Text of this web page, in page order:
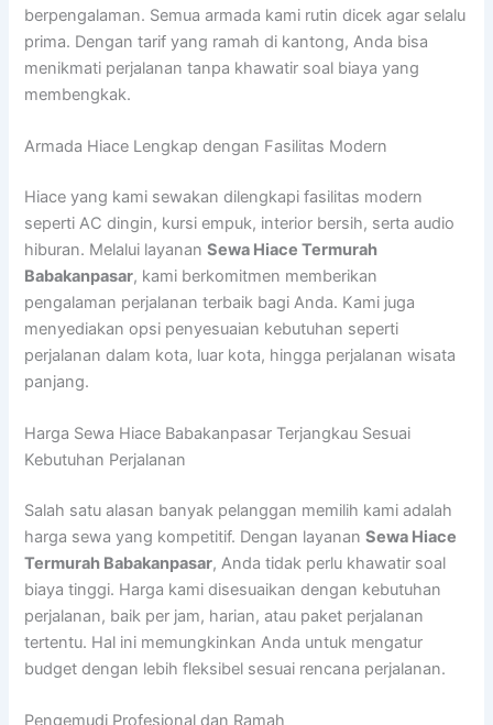
berpengalaman. Semua armada kami rutin dicek agar selalu
prima. Dengan tarif yang ramah di kantong, Anda bisa
menikmati perjalanan tanpa khawatir soal biaya yang
membengkak.
Armada Hiace Lengkap dengan Fasilitas Modern
Hiace yang kami sewakan dilengkapi fasilitas modern
seperti AC dingin, kursi empuk, interior bersih, serta audio
hiburan. Melalui layananSewa Hiace Termurah
Babakanpasar, kami berkomitmen memberikan
pengalaman perjalanan terbaik bagi Anda. Kami juga
menyediakan opsi penyesuaian kebutuhan seperti
perjalanan dalam kota, luar kota, hingga perjalanan wisata
panjang.
Harga Sewa Hiace Babakanpasar Terjangkau Sesuai
Kebutuhan Perjalanan
Salah satu alasan banyak pelanggan memilih kami adalah
harga sewa yang kompetitif. Dengan layananSewa Hiace
Termurah Babakanpasar, Anda tidak perlu khawatir soal
biaya tinggi. Harga kami disesuaikan dengan kebutuhan
perjalanan, baik per jam, harian, atau paket perjalanan
tertentu. Hal ini memungkinkan Anda untuk mengatur
budget dengan lebih fleksibel sesuai rencana perjalanan.